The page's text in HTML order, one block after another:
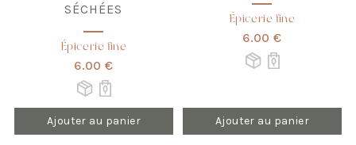
SÉCHÉES
Épicerie fine
6.00 €
Ajouter au panier
Épicerie fine
6.00 €
Ajouter au panier